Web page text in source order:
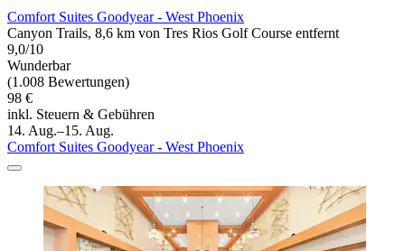
Comfort Suites Goodyear - West Phoenix
Canyon Trails, 8,6 km von Tres Rios Golf Course entfernt
9,0/10
Wunderbar
(1.008 Bewertungen)
98 €
inkl. Steuern & Gebühren
14. Aug.–15. Aug.
Comfort Suites Goodyear - West Phoenix